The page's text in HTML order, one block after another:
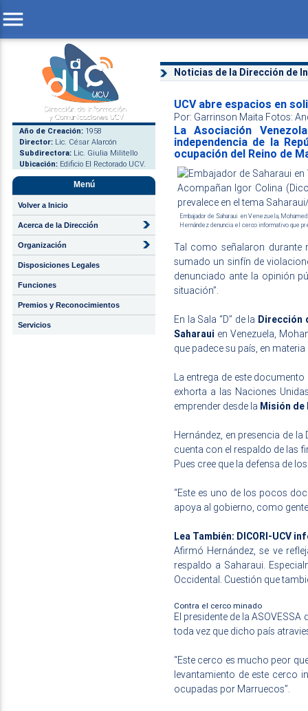
menu
Año de Creación: 1958
Director: Lic. César Alarcón
Subdirectora: Lic. Giulia Militello
Ubicación: Edificio El Rectorado UCV.
Menú
Volver a Inicio
Acerca de la Dirección
Organización
Disposiciones Legales
Funciones
Premios y Reconocimientos
Servicios
Noticias de la Dirección de
UCV abre espacios en
Por: Garrinson Maita Fotos:
La Asociación
independencia de la
ocupación del Reino de
Embajador de Saharaui en Venezuela,
Hernández denuncia el cerco informativo que
Tal como señalaron durante
sumado un sinfín de
denunciado ante la opinión
situación”.
En la Sala “D” de la Dirección
Saharaui en Venezuela,
que padece su país, en
La entrega de este
exhorta a las Naciones
emprender desde la Misión de
Hernández, en presencia de
cuenta con el respaldo de las
Pues cree que la defensa de
“Este es uno de los pocos
apoya al gobierno, como
Lea También: DICORI-UCV
Afirmó Hernández, se ve
respaldo a Saharaui.
Occidental. Cuestión que
Contra el cerco minado
El presidente de la
toda vez que dicho país
“Este cerco es mucho peor
levantamiento de este cerco
ocupadas por Marruecos”.